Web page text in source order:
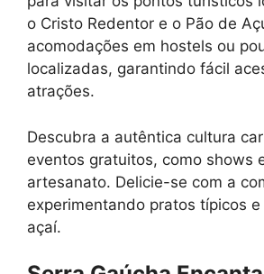
o Cristo Redentor e o Pão de
acomodações em hostels ou
localizadas, garantindo fácil
atrações.
Descubra a autêntica cultura
eventos gratuitos, como shows
artesanato. Delicie-se com a
experimentando pratos típicos
açaí.